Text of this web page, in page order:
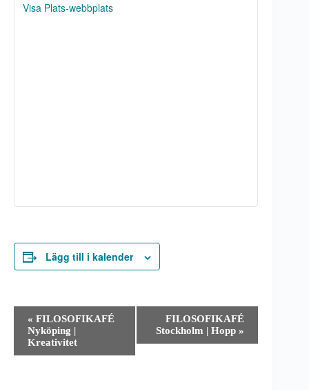
Visa Plats-webbplats
Lägg till i kalender
« FILOSOFIKAFÉ
Nyköping |
Kreativitet
FILOSOFIKAFÉ
Stockholm | Hopp»